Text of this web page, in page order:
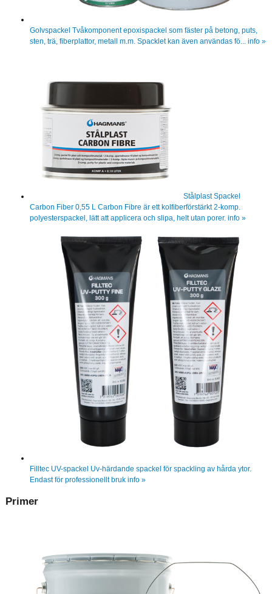
Golvspackel Tvåkomponent epoxispackel som fäster på betong, puts,
sten, trä, fiberplattor, metall m.m. Spacklet kan även användas fö... info »
Stålplast Spackel
Carbon Fiber 0,55 L Carbon Fibre är ett kolfiberförstärkt 2-komp.
polyesterspackel, lätt att applicera och slipa, helt utan porer. info »
Filltec UV-spackel Uv-härdande spackel för spackling av hårda ytor.
Endast för professionellt bruk info »
Primer